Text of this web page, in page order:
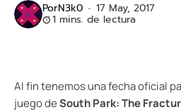
PorN3k0 17 May, 2017
1 mins. de lectura
Al fin tenemos una fecha oficial
juego deSouth Park: The